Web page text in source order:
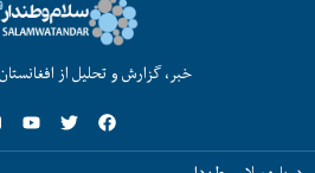
خبر، گزارش و تحلیل از